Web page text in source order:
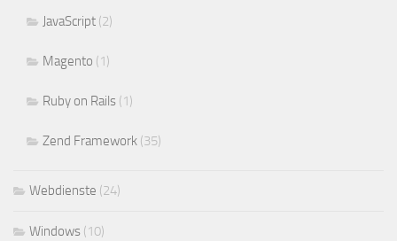
JavaScript (2)
Magento (1)
Ruby on Rails (1)
Zend Framework (35)
Webdienste (24)
Windows (10)